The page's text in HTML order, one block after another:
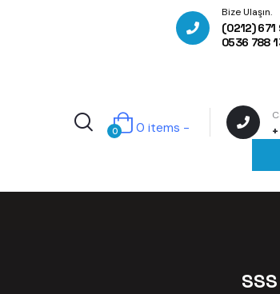
Bize Ulaşın.
(0212) 671
0536 788
0 0 items -
SSS